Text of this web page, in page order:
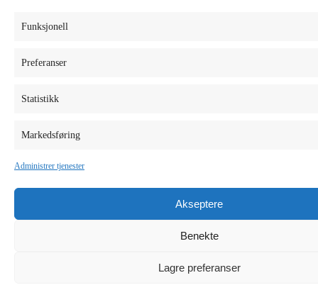
Funksjonell
Preferanser
Statistikk
Markedsføring
Administrer tjenester
Akseptere
Benekte
Lagre preferanser